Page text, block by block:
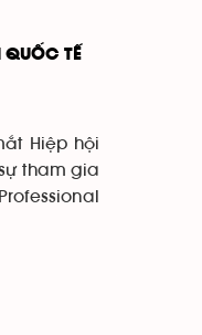
QUỐC TẾ
Hiệp hội
tham gia